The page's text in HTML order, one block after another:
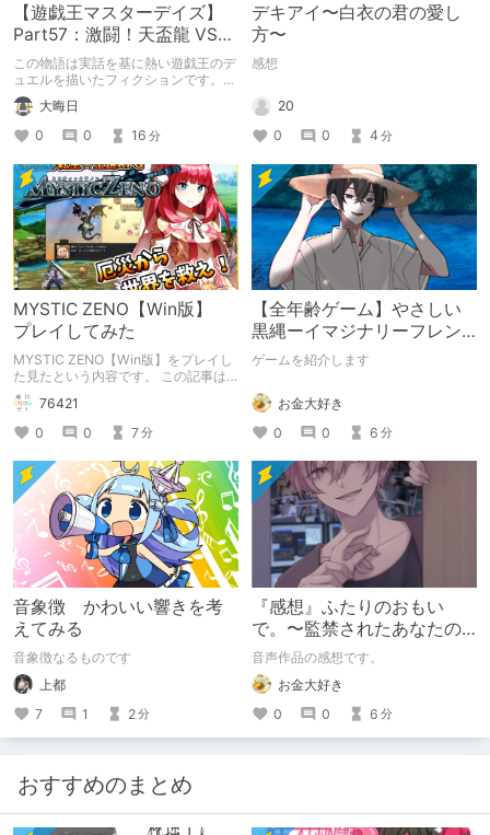
【遊戯王マスターデイズ】
Part57：激闘！天盃龍 VS
千年D【架空デュエル】
この物語は実話を基に熱い遊戯王のデ
ュエルを描いたフィクションです。
（自分用メモ：2025-05-14）
大晦日
0
0 16 分
デキアイ〜白衣の君の愛し
方〜
感想
20
0
0 4 分
MYSTIC ZENO【Win版】
プレイしてみた
MYSTIC ZENO【Win版】をプレイし
た見たという内容です。 この記事は
通常のクリエイターズ記事です。
76421
0
0 7分
【全年齢ゲーム】やさしい
黒縄ーイマジナリーフレン
ドの「彼」と過ごすおぼん
ゲームを紹介します
お金大好き
0
0 6 分
音象徴 かわいい響きを考
えてみる
音象徴なるものです
上都
7
1 2分
『感想』ふたりのおもい
で。〜監禁されたあなたの
末路〜【がるまに限定特典
付き】
音声作品の感想です。
お金大好き
0
0 6 分
おすすめのまとめ